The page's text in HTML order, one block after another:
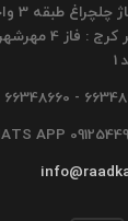
چلچراغ طبقه 3 واحد 2
1
تماس از 8 صبح تا 6 شب
09125449096